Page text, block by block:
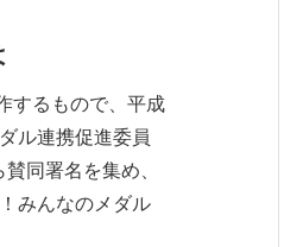
するもので、平成
ル連携促進委員
同署名を集め、
みんなのメダル